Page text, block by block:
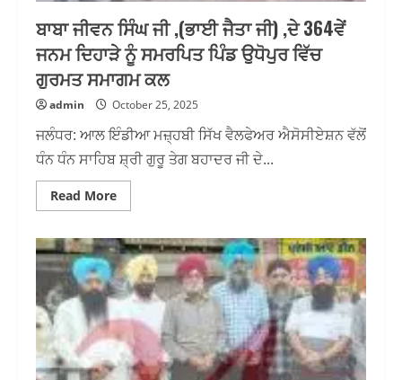
ਬਾਬਾ ਜੀਵਨ ਸਿੰਘ ਜੀ ,(ਭਾਈ ਜੈਤਾ ਜੀ) ,ਦੇ 364ਵੇਂ
ਜਨਮ ਦਿਹਾੜੇ ਨੂੰ ਸਮਰਪਿਤ ਪਿੰਡ ਉਧੋਪੁਰ ਵਿੱਚ
ਗੁਰਮਤ ਸਮਾਗਮ ਕਲ
admin October 25, 2025
ਜਲੰਧਰ: ਆਲ ਇੰਡੀਆ ਮਜ਼੍ਹਬੀ ਸਿੱਖ ਵੈਲਫੇਅਰ ਐਸੋਸੀਏਸ਼ਨ ਵੱਲੋਂ
ਧੰਨ ਧੰਨ ਸਾਹਿਬ ਸ਼੍ਰੀ ਗੁਰੂ ਤੇਗ ਬਹਾਦਰ ਜੀ ਦੇ...
Read MoreRead
more
ਜੀਵਨ
ਸਿੰਘ
ਜੀ
,
(ਭਾਈ
ਜੈਤਾ
ਜੀ)
,ਦੇ
364ਵੇਂ
ਜਨਮ
ਦਿਹਾੜੇ